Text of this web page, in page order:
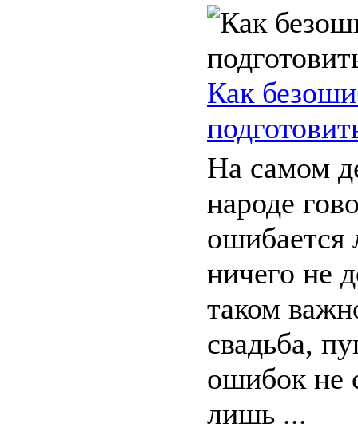
Как
На самом
народе
ошибается
ничего не
таком
свадьба,
ошибок не
лишь ...